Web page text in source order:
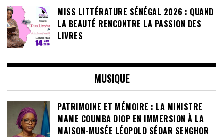
MISS LITTÉRATURE SÉNÉGAL 2026 : QUAND
LA BEAUTÉ RENCONTRE LA PASSION DES
LIVRES
MUSIQUE
PATRIMOINE ET MÉMOIRE : LA MINISTRE
MAME COUMBA DIOP EN IMMERSION À LA
MAISON-MUSÉE LÉOPOLD SÉDAR SENGHOR